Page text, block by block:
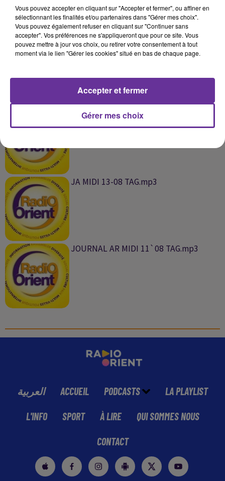
SUR LE MÊME SUJET
{JA MIDI 18-08 TAG.mp3
JA MIDI 14-08 TAG.mp3
JA MIDI 13-08 TAG.mp3
JOURNAL AR MIDI 11`08 TAG.mp3
العربية ACCUEIL PODCASTS LA PLAYLIST
L'INFO SPORT À LIRE QUI SOMMES NOUS
CONTACT
Vous pouvez accepter en cliquant sur "Accepter et fermer", ou affiner en
sélectionnant les finalités et/ou partenaires dans "Gérer mes choix".
Vous pouvez également refuser en cliquant sur "Continuer sans
accepter". Vos préférences ne s'appliqueront que pour ce site. Vous
pouvez mettre à jour vos choix, ou retirer votre consentement à tout
moment via le lien "Gérer les cookies" situé en bas de chaque page.
Gérer mes choix
Accepter et fermer